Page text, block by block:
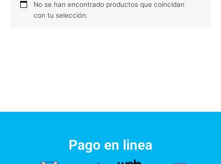
No se han encontrado productos que coincidan
con tu selección.
Pago en linea